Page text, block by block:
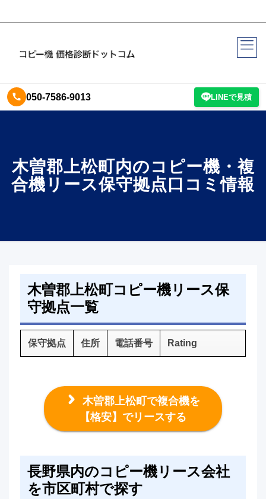
050-7586-9013 LINEで見積
木曽郡上松町内のコピー機・複
合機リース保守拠点口コミ情報
木曽郡上松町コピー機リース保
守拠点一覧
保守拠点 住所 電話番号 Rating
木曽郡上松町で複合機を
【格安】でリースする
長野県内のコピー機リース会社
を市区町村で探す